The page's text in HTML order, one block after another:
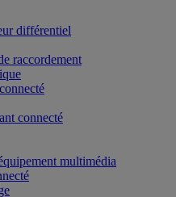
différentiel
raccordement
connecté
multimédia